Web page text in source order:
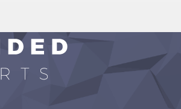
BRANDED SHORTS